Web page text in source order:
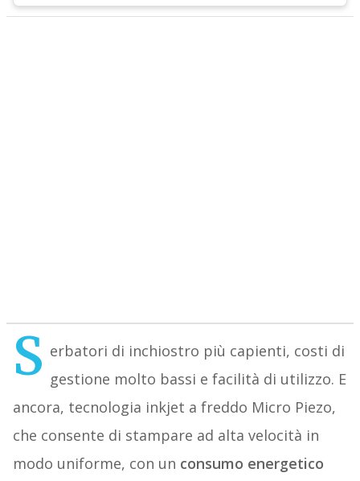
S erbatori di inchiostro più capienti, costi di
gestione molto bassi e facilità di utilizzo. E
ancora, tecnologia inkjet a freddo Micro Piezo,
che consente di stampare ad alta velocità in
modo uniforme, con un consumo energetico